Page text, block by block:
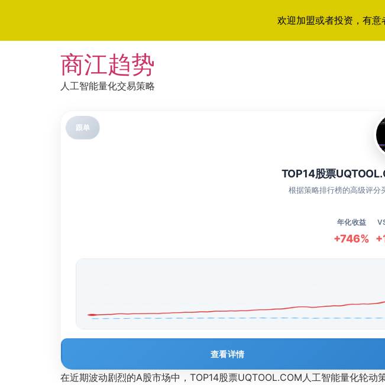
商江趋势
人工智能量化交易策略
跟单
TOP14股票
根据策略排行榜的高级评分
年化收益
+746%
查看详情
在近期波动剧烈的A股市场中，TOP14股票UQTOOL.COM人工智能量化轮动
欢迎加盟或者投资，有意